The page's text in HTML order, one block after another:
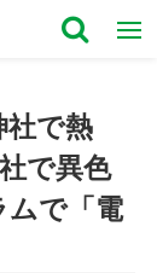
社で熱
で異色
で「電